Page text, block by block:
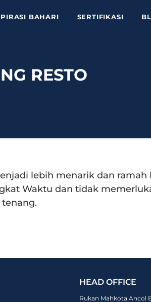
BAHARI SERTIFIKASI
RESTO
lebih menarik dan
Waktu dan tidak
HEAD OFFICE
Rukan Mahkota Ancol